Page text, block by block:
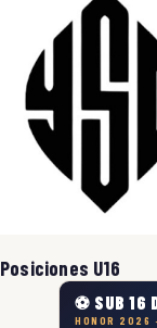
Posiciones U16
⚽ SUB 16
HONOR 2026